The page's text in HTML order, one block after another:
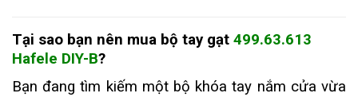
Tại sao bạn nên mua bộ tay gạt 499.63.613
Hafele DIY-B?
Bạn đang tìm kiếm một bộ khóa tay nắm cửa vừa